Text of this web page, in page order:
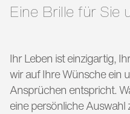
Eine Brille für
Ihr Leben ist einzigartig,
wir auf Ihre Wünsche ein
Ansprüchen entspricht.
eine persönliche Auswahl